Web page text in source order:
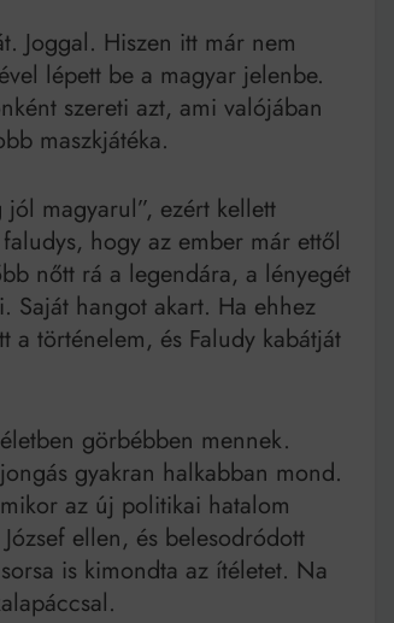
Joggal. Hiszen itt már nem
lépett be a magyar jelenbe.
szereti azt, ami valójában
maszkjátéka.
magyarul”, ezért kellett
hogy az ember már ettől
nőtt rá a legendára, a lényegét
Saját hangot akart. Ha ehhez
történelem, és Faludy kabátját
görbébben mennek.
gyakran halkabban mond.
az új politikai hatalom
ellen, és belesodródott
is kimondta az ítéletet. Na